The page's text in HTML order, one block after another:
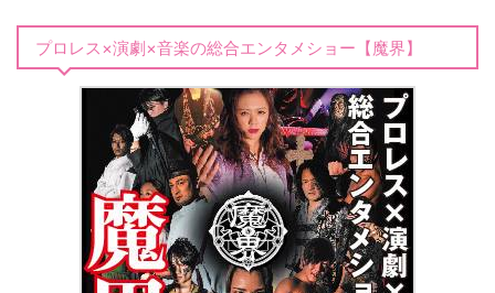
プロレス×演劇×音楽の総合エンタメショー【魔界】